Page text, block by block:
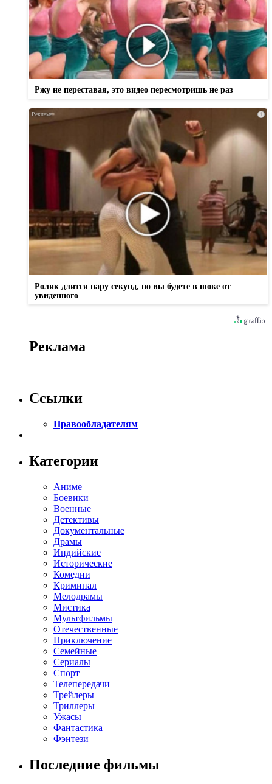
Ржу не переставая, это видео пересмотришь не раз
i
Ролик длится пару секунд, но вы будете в шоке от
увиденного
Реклама
Ссылки
Правообладателям
Категории
Аниме
Боевики
Военные
Детективы
Документальные
Драмы
Индийские
Исторические
Комедии
Криминал
Мелодрамы
Мистика
Мультфильмы
Отечественные
Приключение
Семейные
Сериалы
Спорт
Телепередачи
Трейлеры
Триллеры
Ужасы
Фантастика
Фэнтези
Последние фильмы